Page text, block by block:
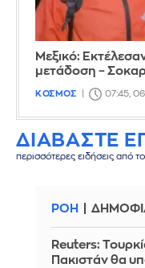
Μεξικό:
μετάδοση –
ΚΟΣΜΟΣ 07:45,
ΔΙΑΒΑΣΤΕ
περισσότερες ειδήσεις από
ΡΟΗ
Reuters:
Πακιστάν θα